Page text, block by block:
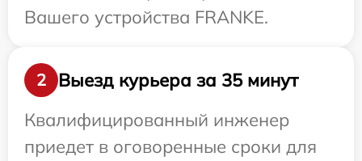
Вашего устройства FRANKE.
2
Выезд курьера за 35 минут
Квалифицированный инженер
приедет в оговоренные сроки для